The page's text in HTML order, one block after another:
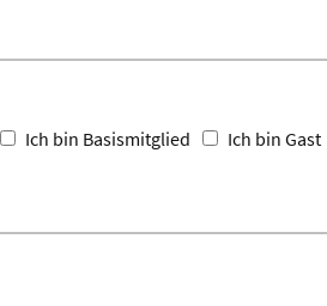
Ich bin Basismitglied Ich bin Gast